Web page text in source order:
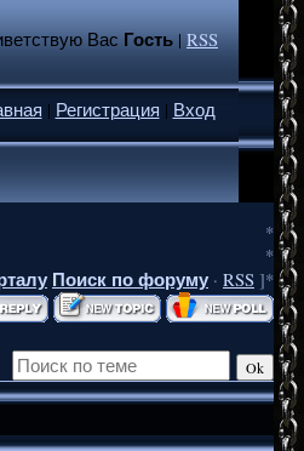
Вас Гость|RSS
| Регистрация | Вход
*
*
Поиск по форуму · RSS ]*